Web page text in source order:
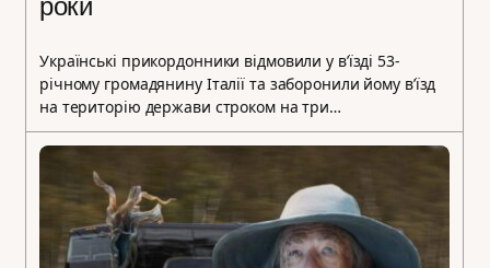
Українські прикордонники відмовили у в’їзді 53-
річному громадянину Італії та заборонили йому в’їзд
на територію держави строком на три…